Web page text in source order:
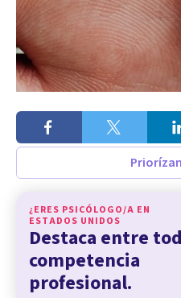
¿ERES PSICÓLOGO/A EN
ESTADOS UNIDOS
Destaca entre
competencia
profesional.